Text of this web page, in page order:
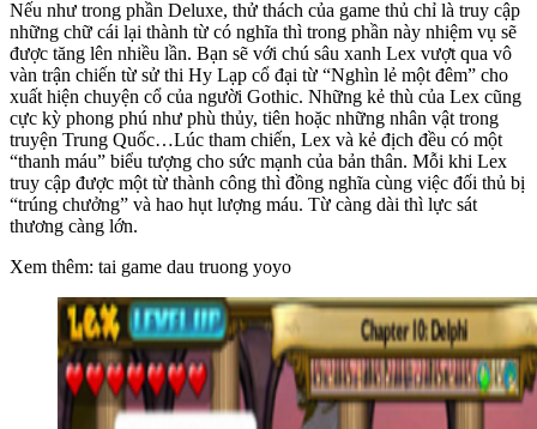
Nếu như trong phần Deluxe, thử thách của game thủ chỉ là truy cập
những chữ cái lại thành từ có nghĩa thì trong phần này nhiệm vụ sẽ
được tăng lên nhiều lần. Bạn sẽ với chú sâu xanh Lex vượt qua vô
vàn trận chiến từ sử thi Hy Lạp cổ đại từ “Nghìn lẻ một đêm” cho
xuất hiện chuyện cổ của người Gothic. Những kẻ thù của Lex cũng
cực kỳ phong phú như phù thủy, tiên hoặc những nhân vật trong
truyện Trung Quốc…Lúc tham chiến, Lex và kẻ địch đều có một
“thanh máu” biểu tượng cho sức mạnh của bản thân. Mỗi khi Lex
truy cập được một từ thành công thì đồng nghĩa cùng việc đối thủ bị
“trúng chưởng” và hao hụt lượng máu. Từ càng dài thì lực sát
thương càng lớn.
Xem thêm: tai game dau truong yoyo